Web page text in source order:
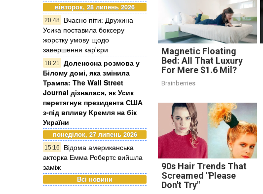
вівторок, 28 липень 2026
20:48
Вчасно піти: Дружина
Усика поставила боксеру
жорстку умову щодо
завершення кар'єри
18:21
Доленосна розмова у
Білому домі, яка змінила
Трампа: The Wall Street
Journal дізналася, як Усик
перетягнув президента США
з-під впливу Кремля на бік
України
понеділок, 27 липень 2026
15:16
Відома американська
акторка Емма Робертс вийшла
заміж
Всі новини
Magnetic Floating
Bed: All That Luxury
For Mere $1.6 Mil?
Brainberries
90s Hair Trends That
Screamed "Please
Don't Try"